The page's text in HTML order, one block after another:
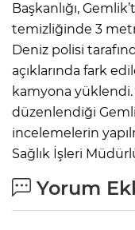
Başkanlığı,
temizliğinde 3
Deniz polisi
açıklarında fark
kamyona yüklendi.
düzenlendiği
incelemelerin
Sağlık İşleri
Yorum